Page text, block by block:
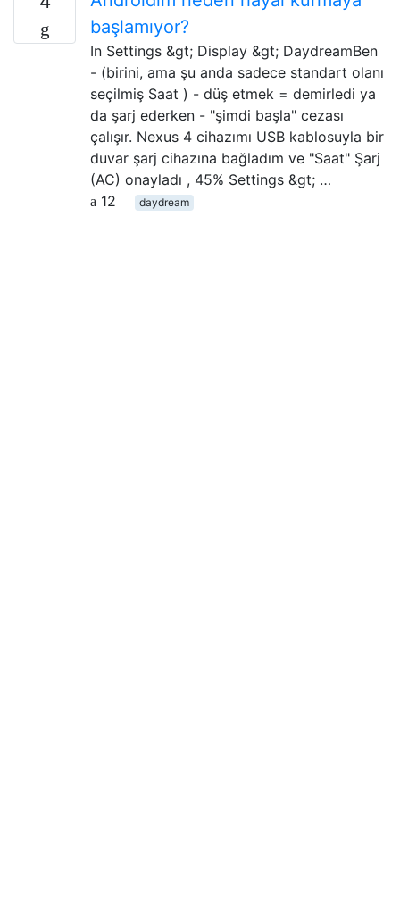
başlamıyor?
In Settings &gt; Display &gt; DaydreamBen
- (birini, ama şu anda sadece standart olanı
seçilmiş Saat ) - düş etmek = demirledi ya
da şarj ederken - "şimdi başla" cezası
çalışır. Nexus 4 cihazımı USB kablosuyla bir
duvar şarj cihazına bağladım ve "Saat" Şarj
(AC) onayladı , 45% Settings &gt; …
12
daydream